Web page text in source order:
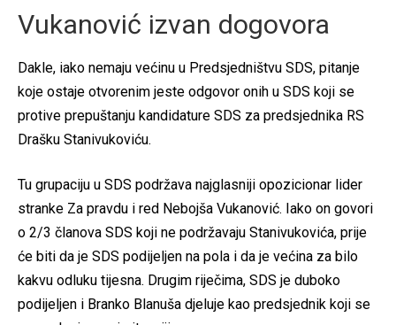
Vukanović izvan dogovora
Dakle, iako nemaju većinu u Predsjedništvu SDS, pitanje
koje ostaje otvorenim jeste odgovor onih u SDS koji se
protive prepuštanju kandidature SDS za predsjednika RS
Drašku Stanivukoviću.
Tu grupaciju u SDS podržava najglasniji opozicionar lider
stranke Za pravdu i red Nebojša Vukanović. Iako on govori
o 2/3 članova SDS koji ne podržavaju Stanivukovića, prije
će biti da je SDS podijeljen na pola i da je većina za bilo
kakvu odluku tijesna. Drugim riječima, SDS je duboko
podijeljen i Branko Blanuša djeluje kao predsjednik koji se